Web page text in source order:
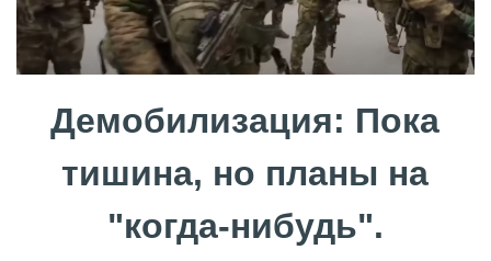
Демобилизация: Пока
тишина, но планы на
"когда-нибудь".